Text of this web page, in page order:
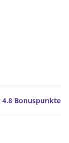
4.8 Bonuspunkte